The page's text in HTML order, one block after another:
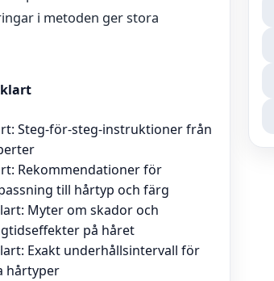
i metoden ger stora
Steg-för-steg-instruktioner från
Rekommendationer för
till hårtyp och färg
Myter om skador och
på håret
Exakt underhållsintervall för
hårtyper